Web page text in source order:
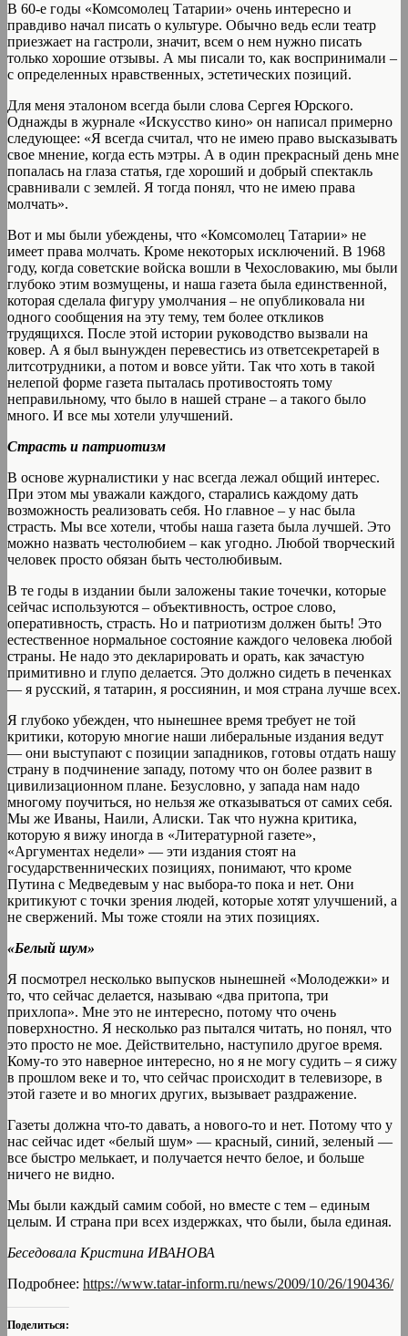
В 60-е годы «Комсомолец Татарии» очень интересно и
правдиво начал писать о культуре. Обычно ведь если театр
приезжает на гастроли, значит, всем о нем нужно писать
только хорошие отзывы. А мы писали то, как воспринимали –
с определенных нравственных, эстетических позиций.
Для меня эталоном всегда были слова Сергея Юрского.
Однажды в журнале «Искусство кино» он написал примерно
следующее: «Я всегда считал, что не имею право высказывать
свое мнение, когда есть мэтры. А в один прекрасный день мне
попалась на глаза статья, где хороший и добрый спектакль
сравнивали с землей. Я тогда понял, что не имею права
молчать».
Вот и мы были убеждены, что «Комсомолец Татарии» не
имеет права молчать. Кроме некоторых исключений. В 1968
году, когда советские войска вошли в Чехословакию, мы были
глубоко этим возмущены, и наша газета была единственной,
которая сделала фигуру умолчания – не опубликовала ни
одного сообщения на эту тему, тем более откликов
трудящихся. После этой истории руководство вызвали на
ковер. А я был вынужден перевестись из ответсекретарей в
литсотрудники, а потом и вовсе уйти. Так что хоть в такой
нелепой форме газета пыталась противостоять тому
неправильному, что было в нашей стране – а такого было
много. И все мы хотели улучшений.
Страсть и патриотизм
В основе журналистики у нас всегда лежал общий интерес.
При этом мы уважали каждого, старались каждому дать
возможность реализовать себя. Но главное – у нас была
страсть. Мы все хотели, чтобы наша газета была лучшей. Это
можно назвать честолюбием – как угодно. Любой творческий
человек просто обязан быть честолюбивым.
В те годы в издании были заложены такие точечки, которые
сейчас используются – объективность, острое слово,
оперативность, страсть. Но и патриотизм должен быть! Это
естественное нормальное состояние каждого человека любой
страны. Не надо это декларировать и орать, как зачастую
примитивно и глупо делается. Это должно сидеть в печенках
— я русский, я татарин, я россиянин, и моя страна лучше всех.
Я глубоко убежден, что нынешнее время требует не той
критики, которую многие наши либеральные издания ведут
— они выступают с позиции западников, готовы отдать нашу
страну в подчинение западу, потому что он более развит в
цивилизационном плане. Безусловно, у запада нам надо
многому поучиться, но нельзя же отказываться от самих себя.
Мы же Иваны, Наили, Алиски. Так что нужна критика,
которую я вижу иногда в «Литературной газете»,
«Аргументах недели» — эти издания стоят на
государственнических позициях, понимают, что кроме
Путина с Медведевым у нас выбора-то пока и нет. Они
критикуют с точки зрения людей, которые хотят улучшений, а
не свержений. Мы тоже стояли на этих позициях.
«Белый шум»
Я посмотрел несколько выпусков нынешней «Молодежки» и
то, что сейчас делается, называю «два притопа, три
прихлопа». Мне это не интересно, потому что очень
поверхностно. Я несколько раз пытался читать, но понял, что
это просто не мое. Действительно, наступило другое время.
Кому-то это наверное интересно, но я не могу судить – я сижу
в прошлом веке и то, что сейчас происходит в телевизоре, в
этой газете и во многих других, вызывает раздражение.
Газеты должна что-то давать, а нового-то и нет. Потому что у
нас сейчас идет «белый шум» — красный, синий, зеленый —
все быстро мелькает, и получается нечто белое, и больше
ничего не видно.
Мы были каждый самим собой, но вместе с тем – единым
целым. И страна при всех издержках, что были, была единая.
Беседовала Кристина ИВАНОВА
Подробнее: https://www.tatar-inform.ru/news/2009/10/26/190436/
Поделиться: